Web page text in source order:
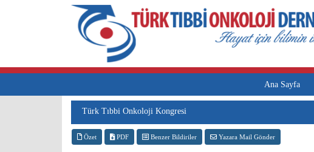
Ana Sayfa
Türk Tıbbi Onkoloji Kongresi
Özet PDF Benzer Bildiriler Yazara Mail Gönder